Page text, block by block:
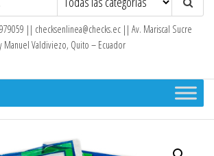
|| checksenlinea@checks.ec || Av. Mariscal Sucre
Manuel Valdiviezo, Quito – Ecuador